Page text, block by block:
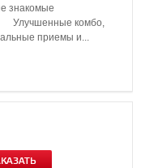
знакомые
Улучшенные комбо,
приемы и...